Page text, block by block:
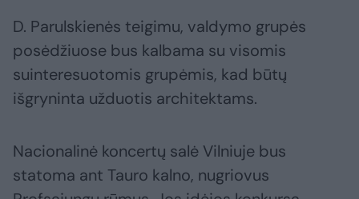
D. Parulskienės teigimu, valdymo grupės
posėdžiuose bus kalbama su visomis
suinteresuotomis grupėmis, kad būtų
išgryninta užduotis architektams.
Nacionalinė koncertų salė Vilniuje bus
statoma ant Tauro kalno, nugriovus